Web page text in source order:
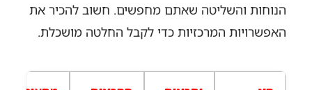
הנוחות והשליטה שאתם מחפשים. חשוב להכיר את
האפשרויות המרכזיות כדי לקבל החלטה מושכלת.